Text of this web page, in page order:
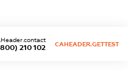
210 102 CAHEADER.GETTEST